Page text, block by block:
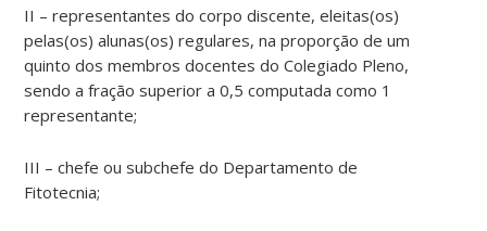
II – representantes do corpo discente, eleitas(os)
pelas(os) alunas(os) regulares, na proporção de um
quinto dos membros docentes do Colegiado Pleno,
sendo a fração superior a 0,5 computada como 1
representante;
III – chefe ou subchefe do Departamento de
Fitotecnia;